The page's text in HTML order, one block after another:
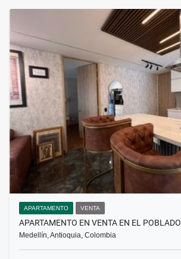
APARTAMENTO VENTA
APARTAMENTO EN VENTA EN EL POBLADO
Medellín, Antioquia, Colombia